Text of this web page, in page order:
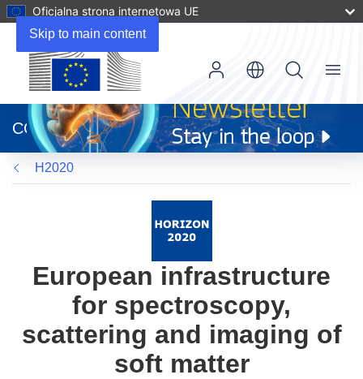
Skip to main content
Oficjalna strona internetowa UE
otworzy
się
w
nowym
oknie)
CORDIS
Menu
H2020
European infrastructure
for spectroscopy,
scattering and imaging of
soft matter